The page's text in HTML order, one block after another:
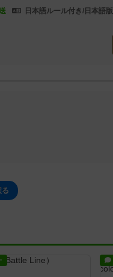
日本語ルール付き/日本語版
る